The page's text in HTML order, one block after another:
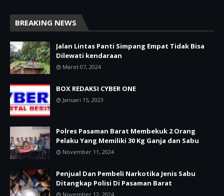
BREAKING NEWS
Jalan Lintas Panti Simpang Empat Tidak Bisa
Dilewati kendaraan
Maret 07, 2024
BOX REDAKSI CYBER ONE
Januari 15, 2023
Polres Pasaman Barat Membekuk 2 Orang
Pelaku Yang Memiliki 30 Kg Ganja dan Sabu
November 11, 2024
Penjual Dan Pembeli Narkotika Jenis Sabu
Ditangkap Polisi Di Pasaman Barat
November 12, 2024